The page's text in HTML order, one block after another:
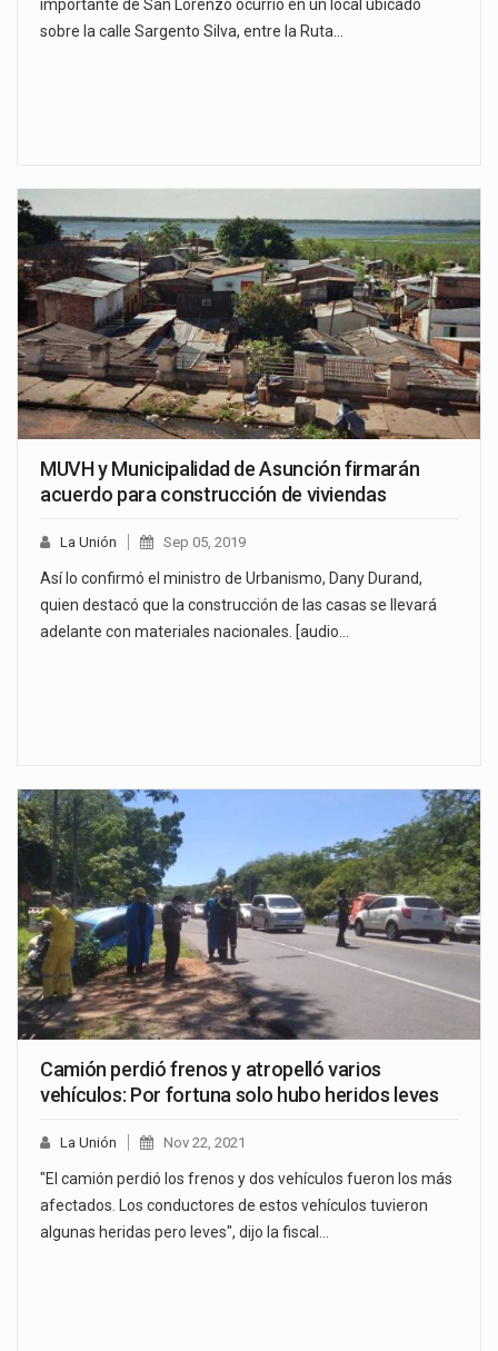
importante de San Lorenzo ocurrió en un local ubicado
sobre la calle Sargento Silva, entre la Ruta…
MUVH y Municipalidad de Asunción firmarán
acuerdo para construcción de viviendas
La Unión Sep 05, 2019
Así lo confirmó el ministro de Urbanismo, Dany Durand,
quien destacó que la construcción de las casas se llevará
adelante con materiales nacionales. [audio…
Camión perdió frenos y atropelló varios
vehículos: Por fortuna solo hubo heridos leves
La Unión Nov 22, 2021
"El camión perdió los frenos y dos vehículos fueron los más
afectados. Los conductores de estos vehículos tuvieron
algunas heridas pero leves", dijo la fiscal…